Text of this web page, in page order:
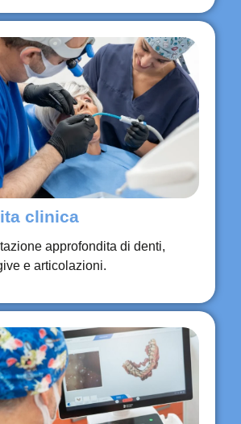
clinica
approfondita di denti,
e articolazioni.